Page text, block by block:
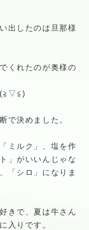
出したのは旦那様
くれたのが奥様の
(≧▽≦)
で決めました。
ミルク」、 塩を作
」がいいんじゃな
「シロ」になりま
きで、夏は牛さん
入りです。